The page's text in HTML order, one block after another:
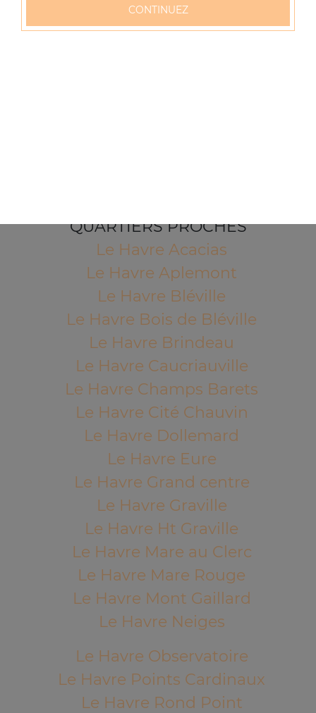
QUARTIERS PROCHES
Le Havre Acacias
Le Havre Aplemont
Le Havre Bléville
Le Havre Bois de Bléville
Le Havre Brindeau
Le Havre Caucriauville
Le Havre Champs Barets
Le Havre Cité Chauvin
Le Havre Dollemard
Le Havre Eure
Le Havre Grand centre
Le Havre Graville
Le Havre Ht Graville
Le Havre Mare au Clerc
Le Havre Mare Rouge
Le Havre Mont Gaillard
Le Havre Neiges
Le Havre Observatoire
Le Havre Points Cardinaux
Le Havre Rond Point
CONTINUEZ